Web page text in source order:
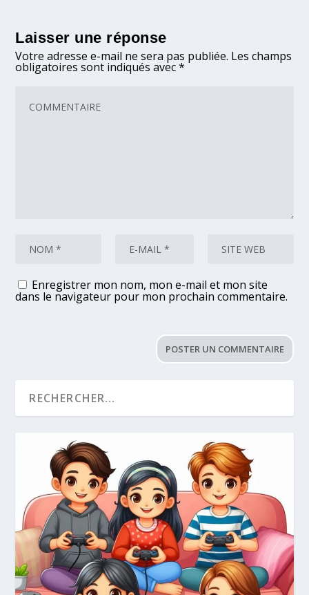
Laisser une réponse
Votre adresse e-mail ne sera pas publiée. Les champs
obligatoires sont indiqués avec*
Enregistrer mon nom, mon e-mail et mon site
dans le navigateur pour mon prochain commentaire.